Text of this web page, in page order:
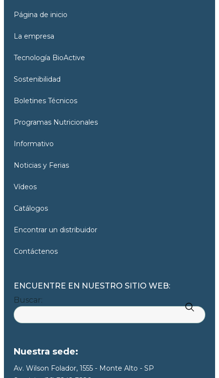
Página de inicio
La empresa
Tecnología BioActive
Sostenibilidad
Boletines Técnicos
Programas Nutricionales
Informativo
Noticias y Ferias
Vídeos
Catálogos
Encontrar un distribuidor
Contáctenos
ENCUENTRE EN NUESTRO SITIO WEB:
Buscar:
Nuestra sede:
Av. Wilson Folador, 1555 - Monte Alto - SP